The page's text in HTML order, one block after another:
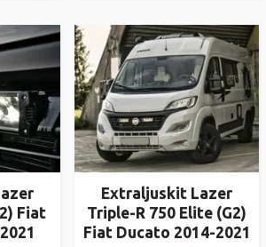
Fiat
Extraljuskit Lazer
Triple-R 750 Elite (G2)
Fiat Ducato 2014-2021